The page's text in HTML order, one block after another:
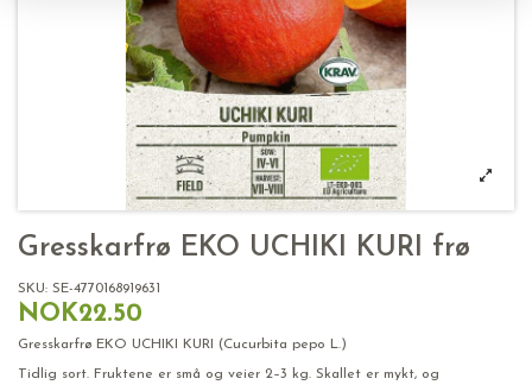
Gresskarfrø EKO UCHIKI KURI frø
SKU: SE-4770168919631
NOK22.50
Gresskarfrø EKO UCHIKI KURI (Cucurbita pepo L.)
Tidlig sort. Fruktene er små og veier 2–3 kg. Skallet er mykt, og